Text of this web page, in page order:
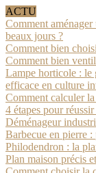
ACTU
Comment
beaux jours ?
Comment bien
Comment bien
Lampe horticole : le
efficace en culture
Comment calculer
4 étapes pour
Déménageur
Barbecue en pierre
Philodendron : la
Plan maison précis